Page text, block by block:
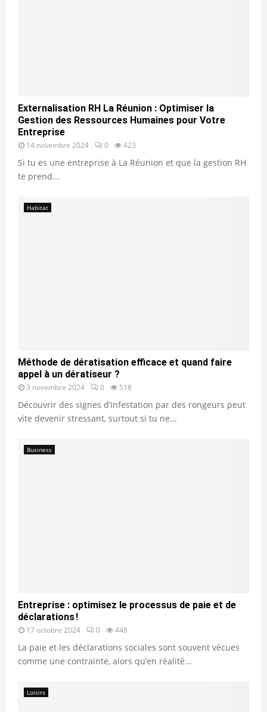
Externalisation RH La Réunion : Optimiser la
Gestion des Ressources Humaines pour Votre
Entreprise
14 novembre 2024 0 423
Si tu es une entreprise à La Réunion et que la gestion RH
te prend...
Habitat
Méthode de dératisation efficace et quand faire
appel à un dératiseur ?
3 novembre 2024 0 518
Découvrir des signes d’infestation par des rongeurs peut
vite devenir stressant, surtout si tu ne...
Business
Entreprise : optimisez le processus de paie et de
déclarations !
17 octobre 2024 0 448
La paie et les déclarations sociales sont souvent vécues
comme une contrainte, alors qu’en réalité...
Loisirs